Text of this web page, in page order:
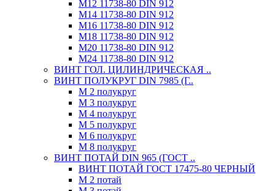
М12 11738-80 DIN 912
М14 11738-80 DIN 912
М16 11738-80 DIN 912
М18 11738-80 DIN 912
М20 11738-80 DIN 912
М24 11738-80 DIN 912
ВИНТ ГОЛ. ЦИЛИНДРИЧЕСКАЯ ..
ВИНТ ПОЛУКРУГ DIN 7985 (Г..
М 2 полукруг
М 3 полукруг
М 4 полукруг
М 5 полукруг
М 6 полукруг
М 8 полукруг
ВИНТ ПОТАЙ DIN 965 (ГОСТ ..
ВИНТ ПОТАЙ ГОСТ 17475-80 ЧЕРНЫЙ
М 2 потай